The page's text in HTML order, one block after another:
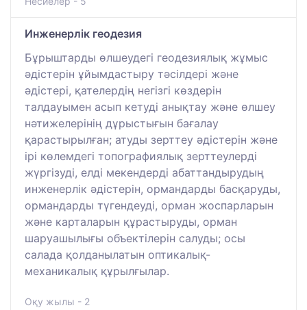
Инженерлік геодезия
Бұрыштарды өлшеудегі геодезиялық жұмыс
әдістерін ұйымдастыру тәсілдері және
әдістері, қателердің негізгі көздерін
талдауымен асып кетуді анықтау және өлшеу
нәтижелерінің дұрыстығын бағалау
қарастырылған; атуды зерттеу әдістерін және
ірі көлемдегі топографиялық зерттеулерді
жүргізуді, елді мекендерді абаттандырудың
инженерлік әдістерін, ормандарды басқаруды,
ормандарды түгендеуді, орман жоспарларын
және карталарын құрастыруды, орман
шаруашылығы объектілерін салуды; осы
салада қолданылатын оптикалық-
механикалық құрылғылар.
Оқу жылы - 2